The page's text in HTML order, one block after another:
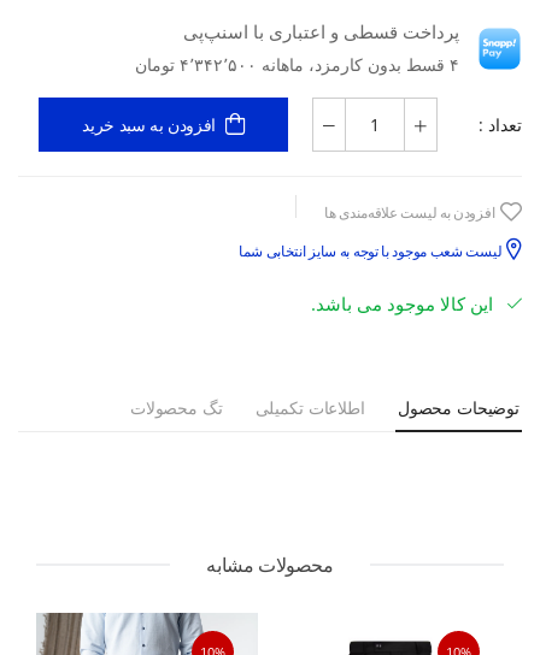
پرداخت قسطی و اعتباری با اسنپ‌پی
۴ قسط بدون کارمزد، ماهانه ۴٬۳۴۲٬۵۰۰ تومان
تعداد : افزودن به سبد خرید
افزودن به لیست علاقه‌مندی ها
لیست شعب موجود با توجه به سایز انتخابی شما
این کالا موجود می باشد.
توضیحات محصول اطلاعات تکمیلی تگ محصولات
محصولات مشابه